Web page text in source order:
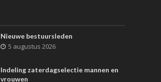
Nieuwe bestuursleden
5 augustus 2026
Indeling zaterdagselectie mannen en
vrouwen